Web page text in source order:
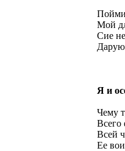
Пойми
Мой
Сие
Я и
Чему
Всего
Всей
Ее